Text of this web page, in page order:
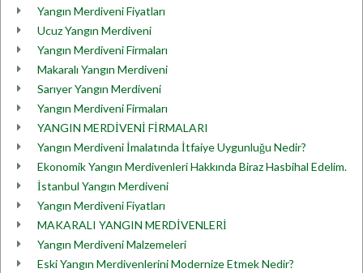
Yangın Merdiveni Fiyatları
Ucuz Yangın Merdiveni
Yangın Merdiveni Firmaları
Makaralı Yangın Merdiveni
Sarıyer Yangın Merdiveni
Yangın Merdiveni Firmaları
YANGIN MERDİVENİ FİRMALARI
Yangın Merdiveni İmalatında İtfaiye Uygunluğu Nedir?
Ekonomik Yangın Merdivenleri Hakkında Biraz Hasbihal Edelim.
İstanbul Yangın Merdiveni
Yangın Merdiveni Fiyatları
MAKARALI YANGIN MERDİVENLERİ
Yangın Merdiveni Malzemeleri
Eski Yangın Merdivenlerini Modernize Etmek Nedir?